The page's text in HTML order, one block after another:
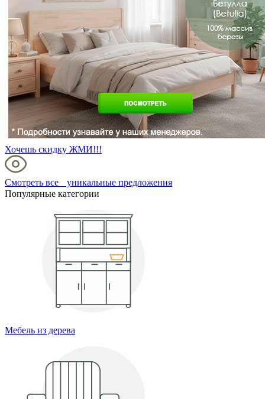
Хочешь скидку ЖМИ!!!
Смотреть все уникальные предложения
Популярные категории
Мебель из дерева